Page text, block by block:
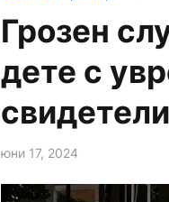
Грозен
дете с
свидетели
юни 17, 2024